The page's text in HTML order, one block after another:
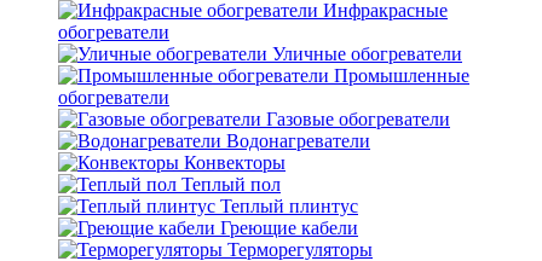
Инфракрасные
обогреватели
Уличные обогреватели
Промышленные
обогреватели
Газовые обогреватели
Водонагреватели
Конвекторы
Теплый пол
Теплый плинтус
Греющие кабели
Терморегуляторы